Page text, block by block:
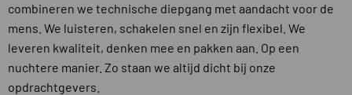
combineren we technische diepgang met aandacht voor de
mens. We luisteren, schakelen snel en zijn flexibel. We
leveren kwaliteit, denken mee en pakken aan. Op een
nuchtere manier. Zo staan we altijd dicht bij onze
opdrachtgevers.